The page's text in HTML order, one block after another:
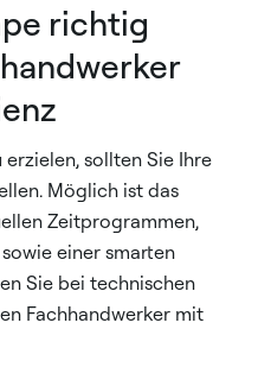
richtig
sollten Sie Ihre
Möglich ist das
Zeitprogrammen,
einer smarten
Sie bei technischen
Fachhandwerker mit